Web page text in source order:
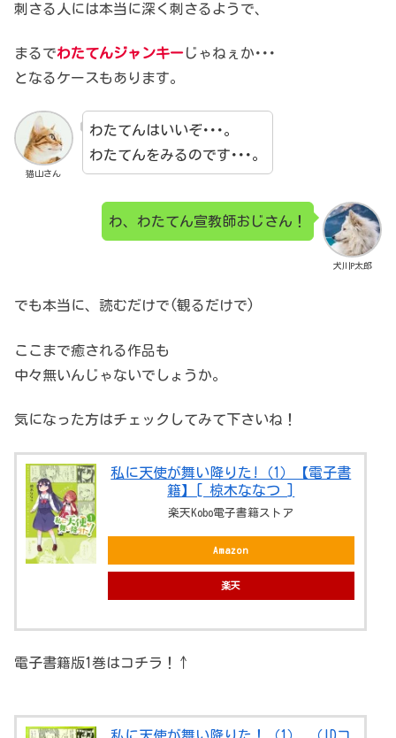
刺さる人には本当に深く刺さるようで、
まるでわたてんジャンキーじゃねぇか･･･
となるケースもあります。
猫山さん
わたてんはいいぞ･･･。
わたてんをみるのです･･･。
犬川P太郎
わ、わたてん宣教師おじさん！
でも本当に、読むだけで(観るだけで)
ここまで癒される作品も
中々無いんじゃないでしょうか。
気になった方はチェックしてみて下さいね！
私に天使が舞い降りた!（1）【電子書
籍】[ 椋木ななつ ]
楽天Kobo電子書籍ストア
Amazon
楽天
電子書籍版1巻はコチラ！↑
私に天使が舞い降りた！（1） （IDコ